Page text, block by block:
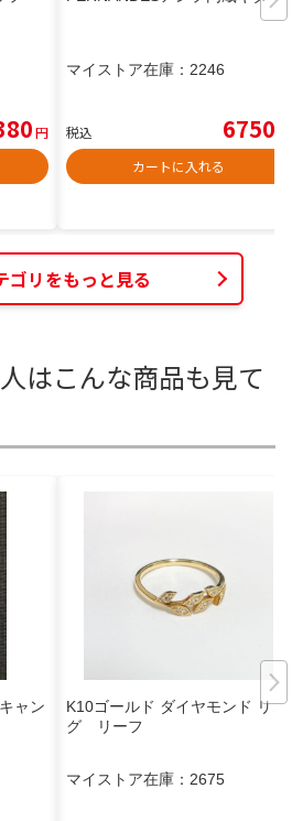
円
マイストア在庫： 2246
税込 6750
カートに入れる
ゴリをもっと見る
はこんな商品も見て
ャン
K10ゴールド ダイヤモンド リン
グ リーフ
マイストア在庫： 2675